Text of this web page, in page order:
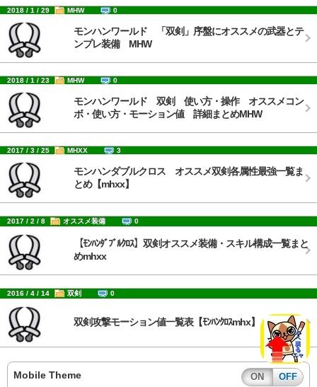
2018 / 1 / 29 MHW 0
モンハンワールド 「双剣」序盤にオススメの武器とテ
ンプレ装備 MHW
2018 / 1 / 23 MHW 0
モンハンワールド 双剣 使い方・操作 オススメコン
ボ・使い方・モーション値 詳細まとめMHW
2017 / 3 / 25 MHXX 3
モンハンダブルクロス オススメ双剣各属性最強一覧ま
とめ【mhxx】
2017 / 2 / 8 オススメ装備 0
【ﾓﾝﾊﾝﾀﾞﾌﾞﾙｸﾛｽ】双剣オススメ装備・スキル構成一覧まと
めmhxx
2016 / 4 / 14 双剣 0
双剣攻撃モーション値一覧表【ﾓﾝﾊﾝｸﾛｽmhx】
Mobile Theme ON OFF